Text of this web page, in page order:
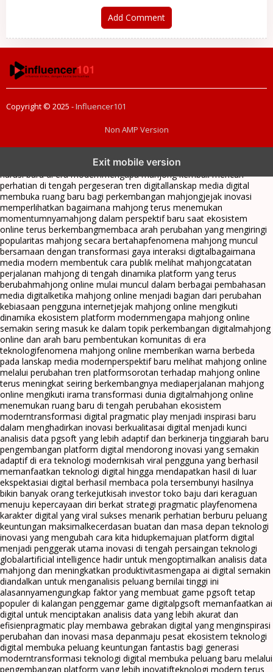
Add Comment
Copyright © 2025 -Influencer101
Non AMP Version
Exit mobile version
dari komunitas hingga platform mahjong membangun
narasi baru di era modernmengapa mahjong kembali mencuri
perhatian di tengah pergeseran tren digitallanskap media digital
membuka ruang baru bagi perkembangan mahjongjejak inovasi
memperlihatkan bagaimana mahjong terus menemukan
momentumnyamahjong dalam perspektif baru saat ekosistem
online terus berkembangmembaca arah perubahan yang mengiringi
popularitas mahjong secara bertahapfenomena mahjong muncul
bersamaan dengan transformasi gaya interaksi digitalbagaimana
media modern membentuk cara publik melihat mahjongcatatan
perjalanan mahjong di tengah dinamika platform yang terus
berubahmahjong online mulai muncul dalam berbagai pembahasan
media digitalketika mahjong online menjadi bagian dari perubahan
kebiasaan pengguna internetjejak mahjong online mengikuti
dinamika ekosistem platform modernmengapa mahjong online
semakin sering masuk ke dalam topik perkembangan digitalmahjong
online dan arah baru pembentukan komunitas di era
teknologifenomena mahjong online memberikan warna berbeda
pada lanskap media modernperspektif baru melihat mahjong online
melalui perubahan tren platformsorotan terhadap mahjong online
terus meningkat seiring berkembangnya mediaperjalanan mahjong
online mengikuti irama transformasi dunia digitalmahjong online
menemukan ruang baru di tengah perubahan ekosistem
moderntransformasi digital pragmatic play menjadi inspirasi baru
dalam menghadirkan inovasi berkualitasai digital menjadi kunci
analisis data pgsoft yang lebih adaptif dan berkinerja tinggiarah baru
pengembangan platform digital mendorong inovasi yang semakin
adaptif di era teknologi modernkisah viral pengguna yang berhasil
memanfaatkan teknologi digital hingga mendapatkan hasil di luar
ekspektasiai digital berhasil membaca pola tersembunyi hasilnya
bikin banyak orang terkejutkisah investor toko baju dari keraguan
menuju kepercayaan diri berkat strategi pragmatic playfenomena
karakter digital yang viral sukses menarik perhatian berburu peluang
keuntungan maksimalkecerdasan buatan dan masa depan teknologi
inovasi yang mengubah cara kita hidupkemajuan platform digital
menjadi penggerak utama inovasi di tengah persaingan teknologi
globalartificial intelligence hadir untuk mengoptimalkan analisis data
mahjong dan meningkatkan produktivitasmengapa ai digital semakin
diandalkan untuk menganalisis peluang bernilai tinggi ini
alasannyamengungkap faktor yang membuat game pgsoft tetap
populer di kalangan penggemar game digitalpgsoft memanfaatkan ai
digital untuk menciptakan analisis data yang lebih akurat dan
efisienpragmatic play membawa gebrakan digital yang menginspirasi
perubahan dan inovasi masa depanmaju pesat ekosistem teknologi
digital membuka peluang keuntungan fantastis bagi generasi
moderntransformasi teknologi digital membuka peluang baru melalui
pengembangan platform yang lebih inovatifteknologi modern terus